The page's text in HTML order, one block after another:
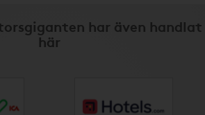
har även handlat
här